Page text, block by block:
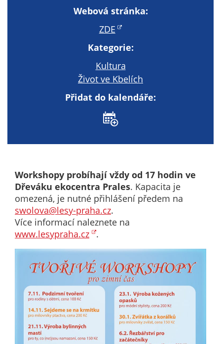
Webová stránka:
ZDE
Kategorie:
Kultura
Život ve Kbelích
Přidat do kalendáře:
Workshopy probíhají vždy od 17 hodin ve
Dřeváku ekocentra Prales. Kapacita je
omezená, je nutné přihlášení předem na
swolova@lesy-praha.cz.
Více informací naleznete na
www.lesypraha.cz .
fungování
webu a všech
Nepožadujeme
využitím
cookies na
individuálně
deaktivovány
nebo
aktivovány.
cookies
Analytické
cookies nám
umožňují
měření
výkonu
našeho webu
a našich